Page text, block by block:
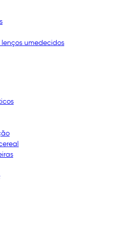
lenços umedecidos